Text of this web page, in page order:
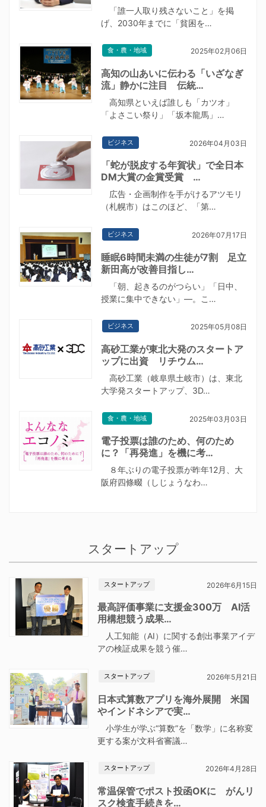
「誰一人取り残さないこと」を掲
げ、2030年までに「貧困を…
食・農・地域 2025年02月06日
高知の山あいに伝わる「いざなぎ
流」静かに注目 伝統…
高知県といえば誰しも「カツオ」
「よさこい祭り」「坂本龍馬」…
ビジネス 2026年04月03日
「蛇が脱皮する年賀状」で全日本
DM大賞の金賞受賞 …
広告・企画制作を手がけるアツモリ
（札幌市）はこのほど、「第…
ビジネス 2026年07月17日
睡眠6時間未満の生徒が7割 足立
新田高が改善目指し…
「朝、起きるのがつらい」「日中、
授業に集中できない」―。こ…
ビジネス 2025年05月08日
高砂工業が東北大発のスタートア
ップに出資 リチウム…
高砂工業（岐阜県土岐市）は、東北
大学発スタートアップ、3D…
食・農・地域 2025年03月03日
電子投票は誰のため、何のため
に？「再発進」を機に考…
８年ぶりの電子投票が昨年12月、大
阪府四條畷（しじょうなわ…
スタートアップ
スタートアップ 2026年6月15日
最高評価事業に支援金300万 AI活
用構想競う成果…
人工知能（AI）に関する創出事業アイデ
アの検証成果を競う催…
スタートアップ 2026年5月21日
日本式算数アプリを海外展開 米国
やインドネシアで実…
小学生が学ぶ“算数”を「数学」に名称変
更する案が文科省審議…
スタートアップ 2026年4月28日
常温保管でポスト投函OKに がんリ
スク検査手続きを…